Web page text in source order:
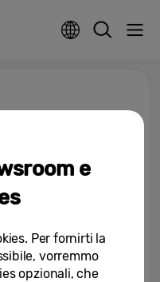
con i giovani studenti e
FICO per la lotta al...
del Safer Internet
Samsung lancia Safer
una campagna...
e
Per fornirti la
vorremmo
opzionali, che